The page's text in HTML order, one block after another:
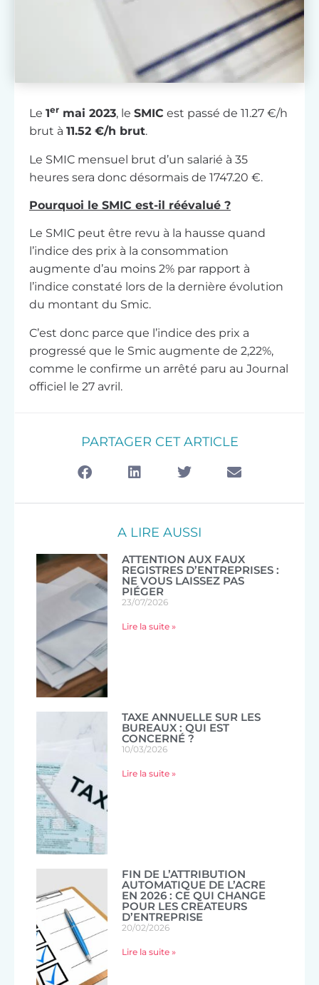
Le 1er mai 2023, le SMIC est passé de 11.27 €/h
brut à 11.52 €/h brut.
Le SMIC mensuel brut d’un salarié à 35
heures sera donc désormais de 1747.20 €.
Pourquoi le SMIC est-il réévalué ?
Le SMIC peut être revu à la hausse quand
l’indice des prix à la consommation
augmente d’au moins 2% par rapport à
l’indice constaté lors de la dernière évolution
du montant du Smic.
C’est donc parce que l’indice des prix a
progressé que le Smic augmente de 2,22%,
comme le confirme un arrêté paru au Journal
officiel le 27 avril.
PARTAGER CET ARTICLE
A LIRE AUSSI
ATTENTION AUX FAUX
REGISTRES D’ENTREPRISES :
NE VOUS LAISSEZ PAS
PIÉGER
23/07/2026
Lire la suite »
TAXE ANNUELLE SUR LES
BUREAUX : QUI EST
CONCERNÉ ?
10/03/2026
Lire la suite »
FIN DE L’ATTRIBUTION
AUTOMATIQUE DE L’ACRE
EN 2026 : CE QUI CHANGE
POUR LES CREATEURS
D’ENTREPRISE
20/02/2026
Lire la suite »